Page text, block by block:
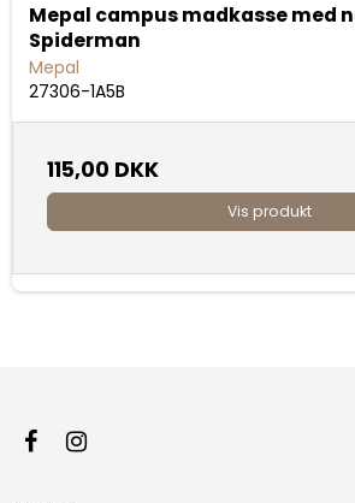
Mepal campus madkasse med
Spiderman
Mepal
27306-1A5B
115,00 DKK
Vis produkt